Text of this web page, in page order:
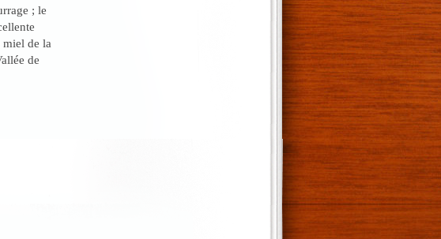
; le
miel de la
de